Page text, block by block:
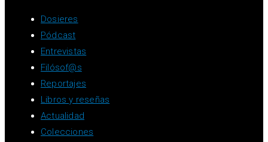
Dosieres
Pódcast
Entrevistas
Filósof@s
Reportajes
Libros y reseñas
Actualidad
Colecciones